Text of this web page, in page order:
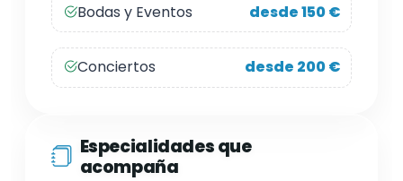
Bodas y Eventos desde 150 €
Conciertos desde 200 €
Especialidades que
acompaña